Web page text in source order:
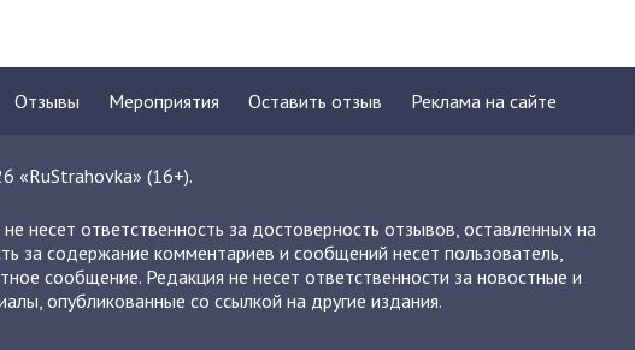
Отзывы Мероприятия Оставить отзыв Реклама на сайте
«RuStrahovka» (16+).
несет ответственность за достоверность отзывов, оставленных на
за содержание комментариев и сообщений несет пользователь,
сообщение. Редакция не несет ответственности за новостные и
опубликованные со ссылкой на другие издания.